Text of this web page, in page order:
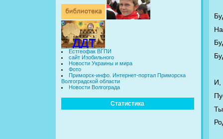
Естгеофак ВГПИ
сайт Изобильного
Новости Украины и мира
Фото
Приморск-инфо. Интернет-портал Приморска
Волгоградской области
Новости Волгограда
Статистика
И,